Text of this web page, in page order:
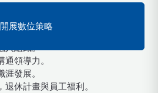
入組織。
領導力。
發展。
休計畫與員工福利。
建立轉型思維
開展數位策略